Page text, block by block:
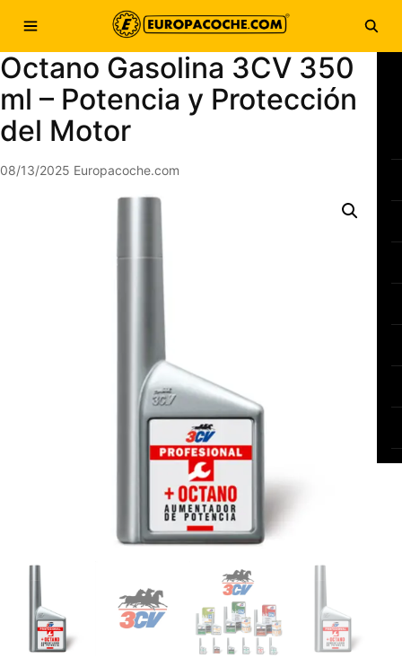
Saltar al contenido
Abrir menú
Octano Gasolina 3CV 350
ml – Potencia y Protección
del Motor
08/13/2025 Europacoche.com